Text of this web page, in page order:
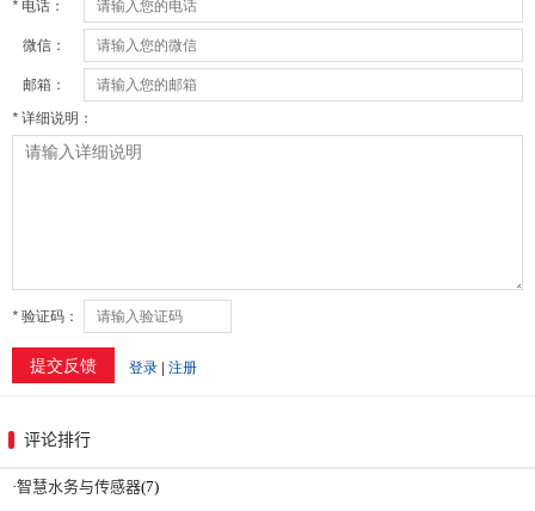
评论排行
·智慧水务与传感器(7)